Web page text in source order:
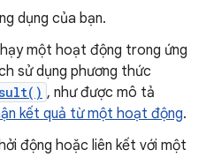
dụng của bạn.
một hoạt động trong ứng
sử dụng phương thức
, như được mô tả
kết quả từ một hoạt động.
động hoặc liên kết với một